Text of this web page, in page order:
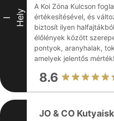
I Hely
A Koi Zóna Kulcson
értékesítésével, és
biztosít ilyen
élőlények között
pontyok, aranyhalak,
amelyek jelentős
8.6
JO & CO